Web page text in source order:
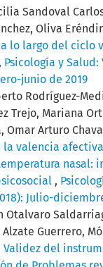
Sandoval
Oliva
lo largo del ciclo
Psicología y Salud:
junio de 2019
Rodríguez-
Trejo, Mariana
Omar Arturo
la valencia
nasal:
,
Julio-
Otalvaro
Alzate Guerrero,
Validez del